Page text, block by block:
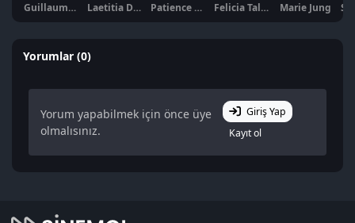
Guillaume Canet Laetitia Dosch Patience Munchenbach Felicia Talluto Marie Jung
Yorumlar (0)
Yorum yapabilmek için önce üye
olmalısınız.
Giriş Yap
Kayıt ol